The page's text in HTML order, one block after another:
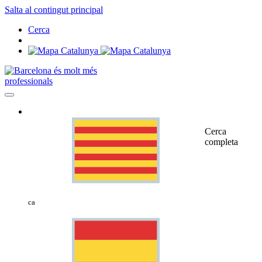
Salta al contingut principal
Cerca
professionals
ca
Cerca
completa